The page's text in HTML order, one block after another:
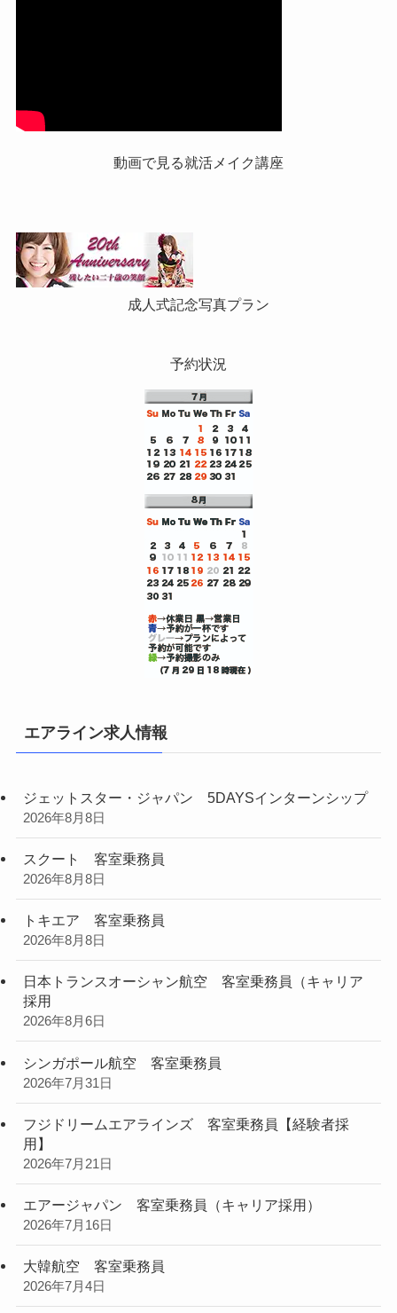
動画で見る就活メイク講座
成人式記念写真プラン
予約状況
エアライン求人情報
ジェットスター・ジャパン 5DAYSインターンシップ
2026年8月8日
スクート 客室乗務員
2026年8月8日
トキエア 客室乗務員
2026年8月8日
日本トランスオーシャン航空 客室乗務員（キャリア
採用
2026年8月6日
シンガポール航空 客室乗務員
2026年7月31日
フジドリームエアラインズ 客室乗務員【経験者採
用】
2026年7月21日
エアージャパン 客室乗務員（キャリア採用）
2026年7月16日
大韓航空 客室乗務員
2026年7月4日